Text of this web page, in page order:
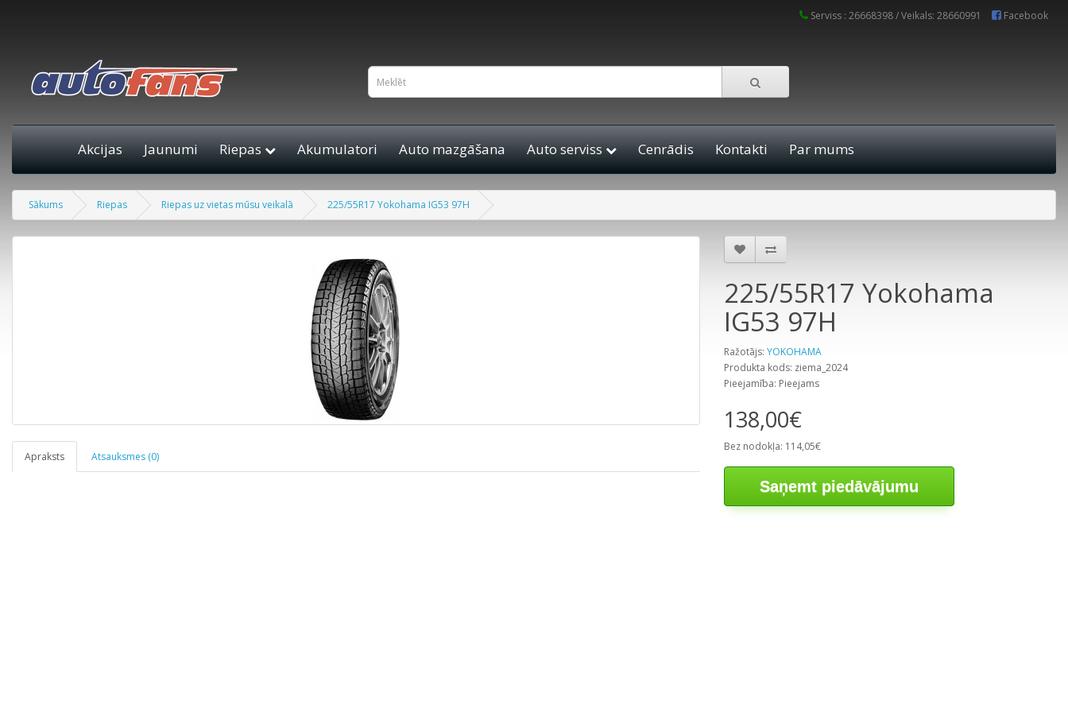
Serviss : 26668398 / Veikals: 28660991 Facebook
Akcijas Jaunumi Riepas Akumulatori Auto mazgāšana Auto serviss Cenrādis Kontakti Par mums
Sākums Riepas Riepas uz vietas mūsu veikalā 225/55R17 Yokohama IG53 97H
Apraksts Atsauksmes (0)
225/55R17 Yokohama
IG53 97H
Ražotājs: YOKOHAMA
Produkta kods: ziema_2024
Pieejamība: Pieejams
138,00€
Bez nodokļa: 114,05€
Saņemt piedāvājumu